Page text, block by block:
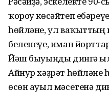
ҡороу көсәйтеп
һөйләне, ул
беленеүе, иман
Йәш быуынды дингә
Айнур хәҙрәт
өсөн ауыл мәсетенә